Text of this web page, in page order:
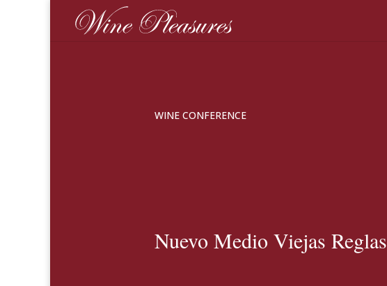
WINE CONFERENCE
Nuevo Medio Viejas Reglas